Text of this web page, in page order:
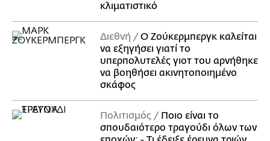
κλιματιστικό
Διεθνή
Ο Ζούκερμπεργκ καλείται
να εξηγήσει γιατί το
υπερπολυτελές γιοτ του αρνήθηκε
να βοηθήσει ακινητοποιημένο
σκάφος
Πολιτισμός
Ποιο είναι το
σπουδαιότερο τραγούδι όλων των